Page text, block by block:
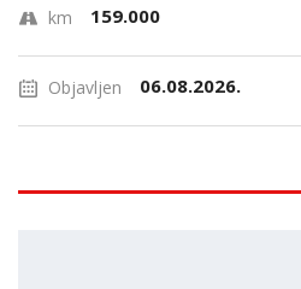
km 159.000
Objavljen 06.08.2026.